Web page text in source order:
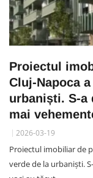
Proiectul
Cluj-Napoca
urbaniști. S-a
mai
2026-03-19
Proiectul imobiliar de
verde de la urbaniști.